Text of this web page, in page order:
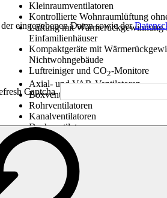
Kleinraumventilatoren
Kontrollierte Wohnraumlüftung
Lüftung mit Wärmerückgewinnung
Einfamilienhäuser
Kompaktgeräte mit
Nichtwohngebäude
Luftreiniger und CO2-Monitore
Axial- und VAR-Ventilatoren
Boxventilatoren
Rohrventilatoren
Kanalventilatoren
Dachventilatoren
Entrauchung, Rauchfreihaltung und
Impulsventilatoren
Explosionsgeschützte Ventilatoren
Messen. Steuern. Regeln.
Luftbehandlung
Mechanisches Zubehör
eingegebenen Daten sowie der